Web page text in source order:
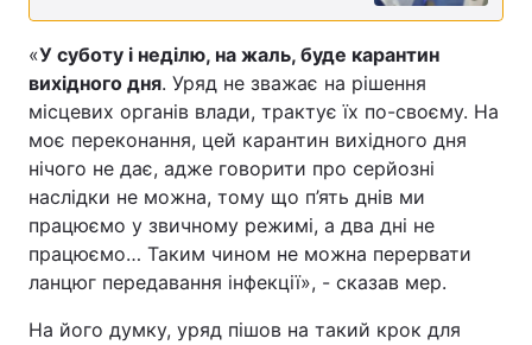
«У суботу і неділю, на жаль, буде карантин
вихідного дня. Уряд не зважає на рішення
місцевих органів влади, трактує їх по-своєму. На
моє переконання, цей карантин вихідного дня
нічого не дає, адже говорити про серйозні
наслідки не можна, тому що п’ять днів ми
працюємо у звичному режимі, а два дні не
працюємо… Таким чином не можна перервати
ланцюг передавання інфекції», - сказав мер.
На його думку, уряд пішов на такий крок для